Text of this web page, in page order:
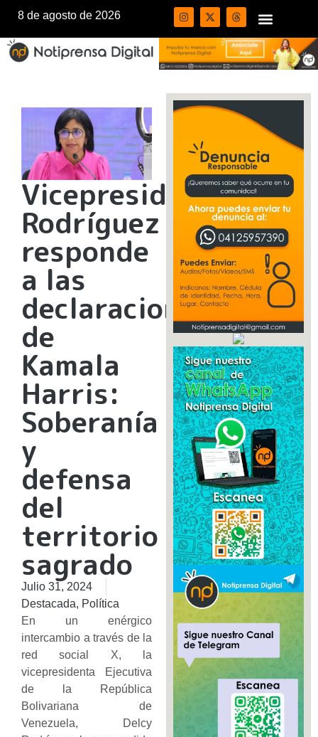
8 de agosto de 2026
Vicepresidenta
Rodríguez
responde
a las
declaraciones
de
Kamala
Harris:
Soberanía
y
defensa
del
territorio
sagrado
Julio 31, 2024
Destacada, Política
En un enérgico
intercambio a través de la
red social X, la
vicepresidenta Ejecutiva
de la República
Bolivariana de
Venezuela, Delcy